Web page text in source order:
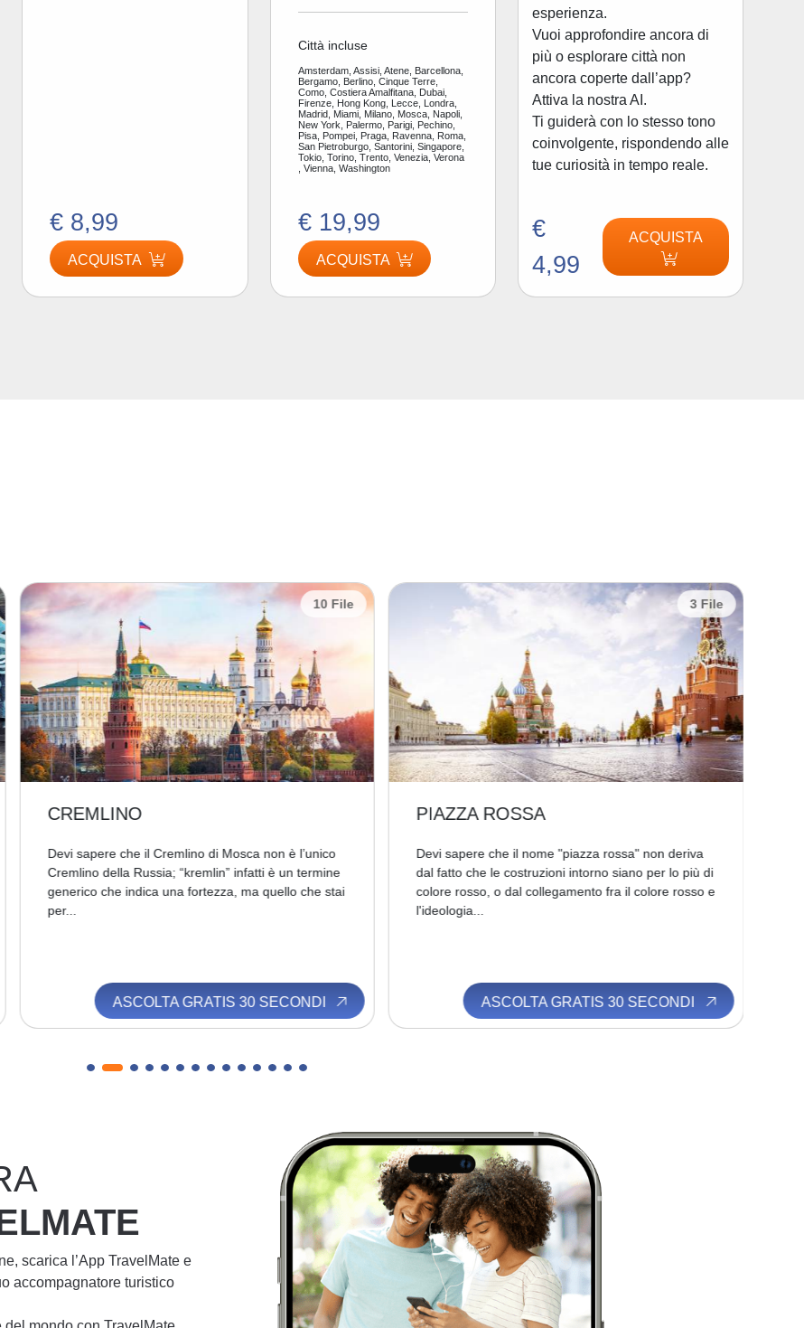
€ 8,99
ACQUISTA
Città incluse
Amsterdam, Assisi, Atene, Barcellona,
Bergamo, Berlino, Cinque Terre,
Como, Costiera Amalfitana, Dubai,
Firenze, Hong Kong, Lecce, Londra,
Madrid, Miami, Milano, Mosca, Napoli,
New York, Palermo, Parigi, Pechino,
Pisa, Pompei, Praga, Ravenna, Roma,
San Pietroburgo, Santorini, Singapore,
Tokio, Torino, Trento, Venezia, Verona
, Vienna, Washington
€ 19,99
ACQUISTA
esperienza.
Vuoi approfondire ancora di
più o esplorare città non
ancora coperte dall’app?
Attiva la nostra AI.
Ti guiderà con lo stesso tono
coinvolgente, rispondendo alle
tue curiosità in tempo reale.
€
4,99
ACQUISTA
10 File
CREMLINO
Devi sapere che il Cremlino di Mosca non è l’unico
Cremlino della Russia; “kremlin” infatti è un termine
generico che indica una fortezza, ma quello che stai
per...
ASCOLTA GRATIS 30 SECONDI
3 File
PIAZZA ROSSA
Devi sapere che il nome "piazza rossa" non deriva
dal fatto che le costruzioni intorno siano per lo più di
colore rosso, o dal collegamento fra il colore rosso e
l'ideologia...
ASCOLTA GRATIS 30 SECONDI
scarica l’App TravelMate e
accompagnatore turistico